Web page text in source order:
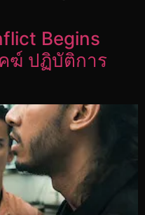
Begins
ฆ์ ปฏิบัติการ